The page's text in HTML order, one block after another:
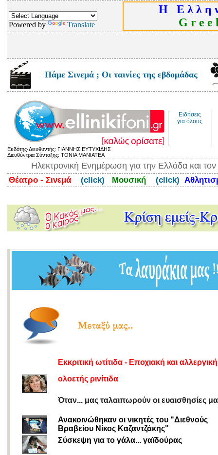
Powered by Translate
Η Ε λ λ η
G r e e
Πάμε Σινεμά ; Οι ταινίες της εβδομάδας
Ειδήσεις
για όλους
Εκδότης-Διευθυντής: ΓΙΑΝΝΗΣ ΕΥΤΥΧΙΔΗΣ
Διευθύντρια Σύνταξης: ΤΟΝΙΑ ΜΑΝΙΑΤΕΑ
Ηλεκτρονική Ενημέρωση για την Ελλάδα και
Θέατρο - Σινεμά (click) Μουσική (click)
Εκκριτική ωτίτιδα - Εποχιακή και αλλεργική
ολοετής ρινίτιδα
Όταν... μας ταλαιπωρούν οι ευαισθησίες
Ανακοινώθηκαν οι νικητές του "Διεθνούς
Βραβείου Νίκος Καζαντζάκης"
Σύσκεψη για το γάλα... γαϊδούρας